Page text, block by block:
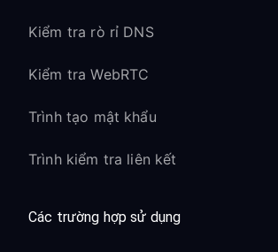
Kiểm tra rò rỉ DNS
Kiểm tra WebRTC
Trình tạo mật khẩu
Trình kiểm tra liên kết
Các trường hợp sử dụng